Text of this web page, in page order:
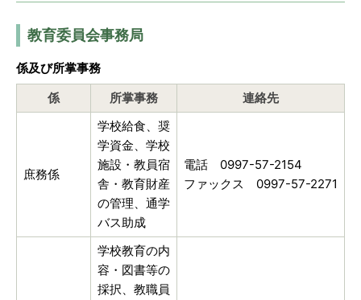
教育委員会事務局
係及び所掌事務
係
所掌事務 連絡先
庶務係
学校給食、奨
学資金、学校
施設・教員宿
舎・教育財産
の管理、通学
バス助成
電話 0997-57-2154
ファックス 0997-57-2271
学校教育の内
容・図書等の
採択、教職員